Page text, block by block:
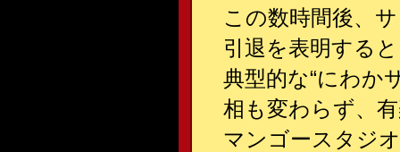
この数時間後、
引退を表明する
典型的な“にわか
相も変わらず、
マンゴースタジ